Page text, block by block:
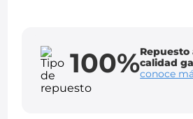
100%calidad
conoce